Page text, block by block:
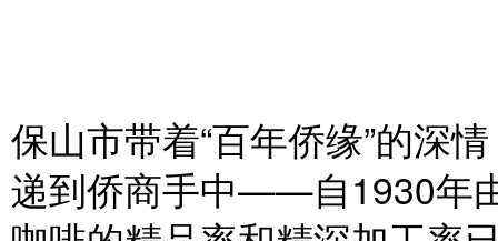
保山市带着“百年侨缘”的深
递到侨商手中——自1930年